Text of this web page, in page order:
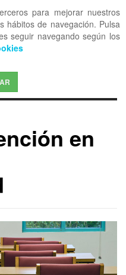
para mejorar nuestros
hábitos de navegación. Pulsa
seguir navegando según los
en